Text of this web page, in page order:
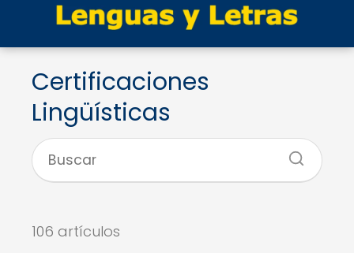
Certificaciones
Lingüísticas
106 artículos